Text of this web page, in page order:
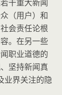
干重大新闻
（用户）和
会责任论根
。在另一些
职业道德的
坚持新闻真
业界关注的隐